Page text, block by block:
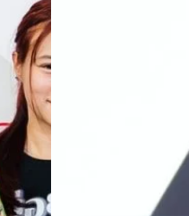
หลายแห่งในจีน เราเชื่
Recurring
บริษัท ซินเน็ค (ประเทศ
ไตรมาส 2 และงวด 6 เ
เติบโตของรายได้อย่าง
ไม่ได้รับสิทธิปันผล
ธิดา มงคลสุธี ประธานเ
แรกบริษัทเดินหน้าขับเค
สินค้าไอที สู่การเป็น
สัดส่วนธุรกิจที่มีมูลค่าเพิ่
| 1 days